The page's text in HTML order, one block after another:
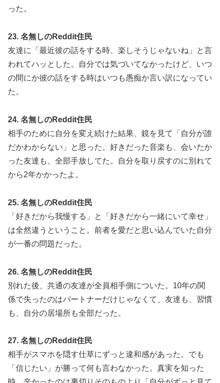
った。
23. 名無しのReddit住民
友達に「最近彼の話をする時、楽しそうじゃないね」と言
われてハッとした。自分では気づいてなかったけど、いつ
の間にか彼の話をする時はいつも愚痴か言い訳になってい
た。
24. 名無しのReddit住民
相手のために自分を変え続けた結果、鏡を見て「自分が誰
だかわからない」と思った。好きだった音楽も、会いたか
った友達も、全部手放してた。自分を取り戻すのに別れて
から2年かかったよ。
25. 名無しのReddit住民
「好きだから我慢する」と「好きだから一緒にいて幸せ」
は全然違うということ。前者を愛だと思い込んでいた自分
が一番の問題だった。
26. 名無しのReddit住民
別れた後、共通の友達が全員相手側についた。10年の関
係で失ったのはパートナーだけじゃなくて、友達も、習慣
も、自分の居場所も全部だった。
27. 名無しのReddit住民
相手がスマホを隠す仕草にずっと違和感があった。でも
「信じたい」が勝って何も言わなかった。真実を知った